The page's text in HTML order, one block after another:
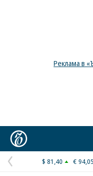
Реклама в
Предыдущая
$ 81,40 € 94,05